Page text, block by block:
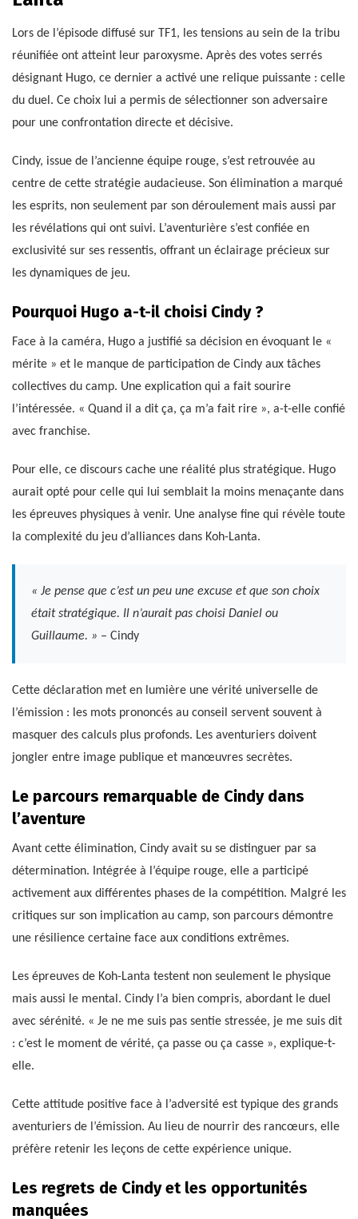
Lors de l’épisode diffusé sur TF1, les tensions au sein de la tribu
réunifiée ont atteint leur paroxysme. Après des votes serrés
désignant Hugo, ce dernier a activé une relique puissante : celle
du duel. Ce choix lui a permis de sélectionner son adversaire
pour une confrontation directe et décisive.
Cindy, issue de l’ancienne équipe rouge, s’est retrouvée au
centre de cette stratégie audacieuse. Son élimination a marqué
les esprits, non seulement par son déroulement mais aussi par
les révélations qui ont suivi. L’aventurière s’est confiée en
exclusivité sur ses ressentis, offrant un éclairage précieux sur
les dynamiques de jeu.
Pourquoi Hugo a-t-il choisi Cindy ?
Face à la caméra, Hugo a justifié sa décision en évoquant le «
mérite » et le manque de participation de Cindy aux tâches
collectives du camp. Une explication qui a fait sourire
l’intéressée. « Quand il a dit ça, ça m’a fait rire », a-t-elle confié
avec franchise.
Pour elle, ce discours cache une réalité plus stratégique. Hugo
aurait opté pour celle qui lui semblait la moins menaçante dans
les épreuves physiques à venir. Une analyse fine qui révèle toute
la complexité du jeu d’alliances dans Koh-Lanta.
« Je pense que c’est un peu une excuse et que son choix
était stratégique. Il n’aurait pas choisi Daniel ou
Guillaume. » – Cindy
Cette déclaration met en lumière une vérité universelle de
l’émission : les mots prononcés au conseil servent souvent à
masquer des calculs plus profonds. Les aventuriers doivent
jongler entre image publique et manœuvres secrètes.
Le parcours remarquable de Cindy dans
l’aventure
Avant cette élimination, Cindy avait su se distinguer par sa
détermination. Intégrée à l’équipe rouge, elle a participé
activement aux différentes phases de la compétition. Malgré les
critiques sur son implication au camp, son parcours démontre
une résilience certaine face aux conditions extrêmes.
Les épreuves de Koh-Lanta testent non seulement le physique
mais aussi le mental. Cindy l’a bien compris, abordant le duel
avec sérénité. « Je ne me suis pas sentie stressée, je me suis dit
: c’est le moment de vérité, ça passe ou ça casse », explique-t-
elle.
Cette attitude positive face à l’adversité est typique des grands
aventuriers de l’émission. Au lieu de nourrir des rancœurs, elle
préfère retenir les leçons de cette expérience unique.
Les regrets de Cindy et les opportunités
manquées